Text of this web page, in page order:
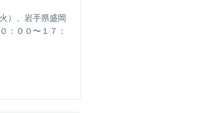
）、岩手県盛岡
：００〜１７：